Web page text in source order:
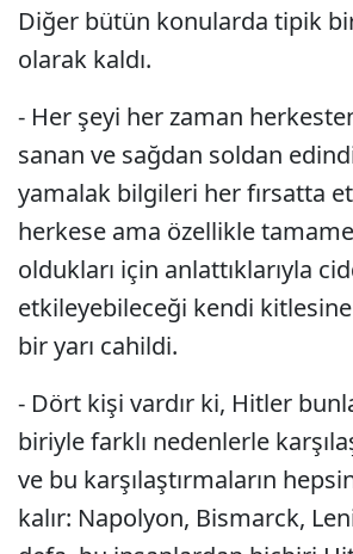
Diğer bütün konularda tipik
olarak kaldı.
- Her şeyi her zaman
sanan ve sağdan soldan
yamalak bilgileri her fırsatta
herkese ama özellikle
oldukları için anlattıklarıyla
etkileyebileceği kendi kitlesine
bir yarı cahildi.
- Dört kişi vardır ki, Hitler
biriyle farklı nedenlerle
ve bu karşılaştırmaların
kalır: Napolyon, Bismarck,